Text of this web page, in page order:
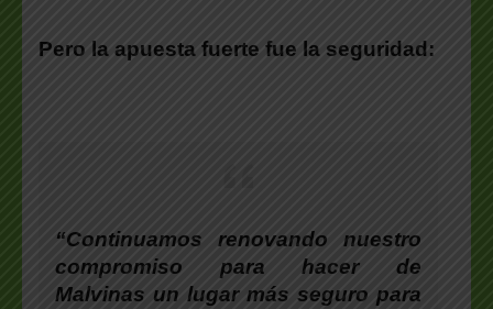
Pero la apuesta fuerte fue la seguridad:
“Continuamos renovando nuestro
compromiso para hacer de
Malvinas un lugar más seguro para